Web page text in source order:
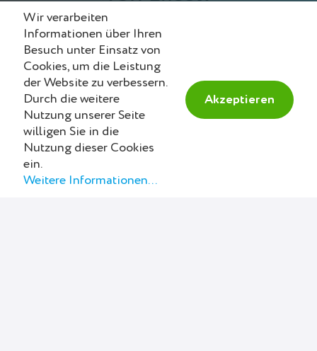
Mit dem zistemo Rechnungsprogramm erstellen Sie
unlimitiert professionelle Rechnungen – schnell,
sicher, online. Rechnungswesen automatisieren,
Zahlungserinnerungen einrichten und den Umsatz
maximieren. Plus: Sie erhalten Zugang zu einer
Reihe von Business-Tools für Gross- und
Kleinunternehmer.
Wir verarbeiten
Informationen über Ihren
Besuch unter Einsatz von
Cookies, um die Leistung
der Website zu verbessern.
Durch die weitere
Nutzung unserer Seite
willigen Sie in die
Nutzung dieser Cookies
ein.
Weitere Informationen...
Akzeptieren